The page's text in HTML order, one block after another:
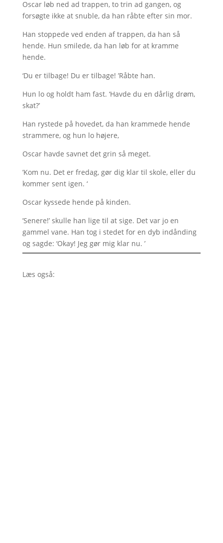
Oscar løb ned ad trappen, to trin ad gangen, og
forsøgte ikke at snuble, da han råbte efter sin mor.
Han stoppede ved enden af trappen, da han så
hende. Hun smilede, da han løb for at kramme
hende.
‘Du er tilbage! Du er tilbage! ’Råbte han.
Hun lo og holdt ham fast. ‘Havde du en dårlig drøm,
skat?’
Han rystede på hovedet, da han krammede hende
strammere, og hun lo højere,
Oscar havde savnet det grin så meget.
’Kom nu. Det er fredag, gør dig klar til skole, eller du
kommer sent igen. ‘
Oscar kyssede hende på kinden.
’Senere!’ skulle han lige til at sige. Det var jo en
gammel vane. Han tog i stedet for en dyb indånding
og sagde: ‘Okay! Jeg gør mig klar nu. ’
Læs også: